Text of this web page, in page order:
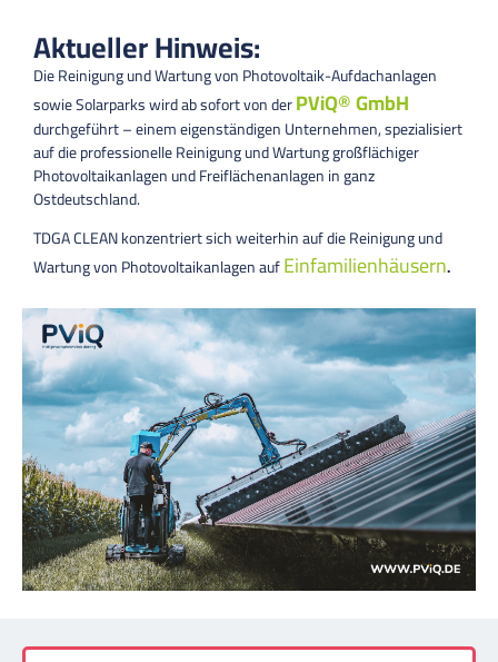
Aktueller Hinweis:
Die Reinigung und Wartung von Photovoltaik-Aufdachanlagen
sowie Solarparks wird ab sofort von derPViQ® GmbH
durchgeführt – einem eigenständigen Unternehmen, spezialisiert
auf die professionelle Reinigung und Wartung großflächiger
Photovoltaikanlagen und Freiflächenanlagen in ganz
Ostdeutschland.
TDGA CLEAN konzentriert sich weiterhin auf die Reinigung und
Wartung von Photovoltaikanlagen aufEinfamilienhäusern.